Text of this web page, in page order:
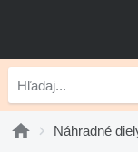
Náhradné